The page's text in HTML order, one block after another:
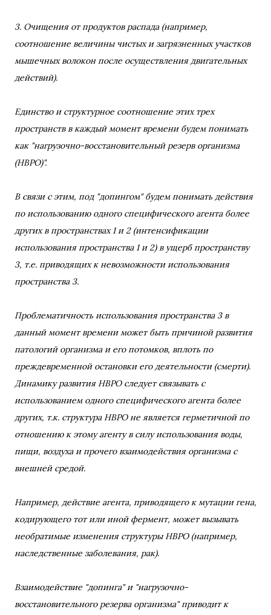
3. Очищения от продуктов распада (например,
соотношение величины чистых и загрязненных участков
мышечных волокон после осуществления двигательных
действий).
Единство и структурное соотношение этих трех
пространств в каждый момент времени будем понимать
как "нагрузочно-восстановительный резерв организма
(НВРО)".
В связи с этим, под "допингом" будем понимать действия
по использованию одного специфического агента более
других в пространствах 1 и 2 (интенсификации
использования пространства 1 и 2) в ущерб пространству
3, т.е. приводящих к невозможности использования
пространства 3.
Проблематичность использования пространства 3 в
данный момент времени может быть причиной развития
патологий организма и его потомков, вплоть по
преждевременной остановки его деятельности (смерти).
Динамику развития НВРО следует связывать с
использованием одного специфического агента более
других, т.к. структура НВРО не является герметичной по
отношению к этому агенту в силу использования воды,
пищи, воздуха и прочего взаимодействия организма с
внешней средой.
Например, действие агента, приводящего к мутации гена,
кодирующего тот или иной фермент, может вызывать
необратимые изменения структуры НВРО (например,
наследственные заболевания, рак).
Взаимодействие "допинга" и "нагрузочно-
восстановительного резерва организма" приводит к